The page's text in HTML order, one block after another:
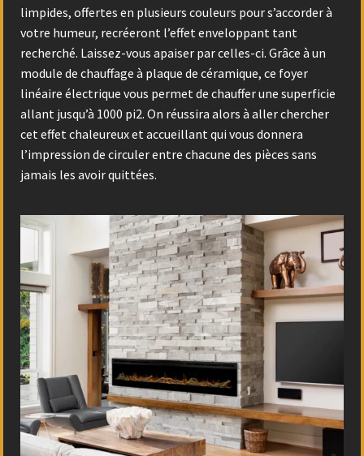
limpides, offertes en plusieurs couleurs pour s’accorder à
votre humeur, recréeront l’effet enveloppant tant
recherché. Laissez-vous apaiser par celles-ci. Grâce à un
module de chauffage à plaque de céramique, ce foyer
linéaire électrique vous permet de chauffer une superficie
allant jusqu’à 1000 pi2. On réussira alors à aller chercher
cet effet chaleureux et accueillant qui vous donnera
l’impression de circuler entre chacune des pièces sans
jamais les avoir quittées.